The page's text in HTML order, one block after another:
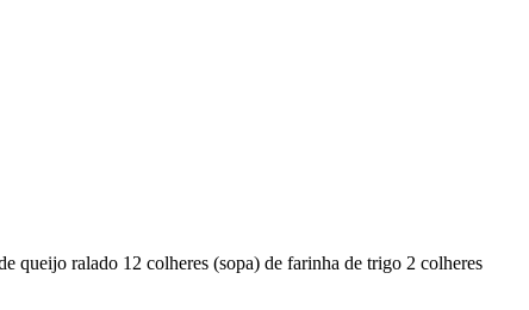
queijo ralado 12 colheres (sopa) de farinha de trigo 2 colheres